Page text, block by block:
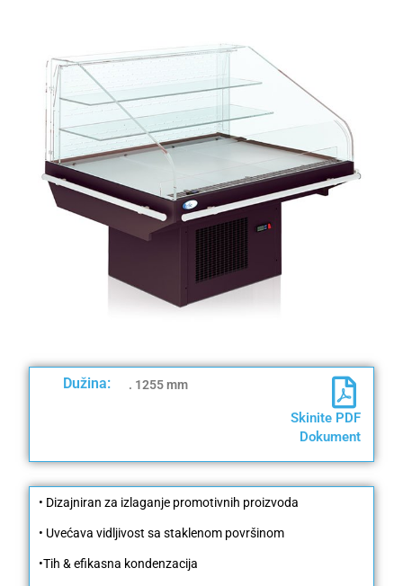
Dužina: . 1255 mm
Skinite PDF
Dokument
• Dizajniran za izlaganje promotivnih proizvoda
• Uvećava vidljivost sa staklenom površinom
•Tih & efikasna kondenzacija